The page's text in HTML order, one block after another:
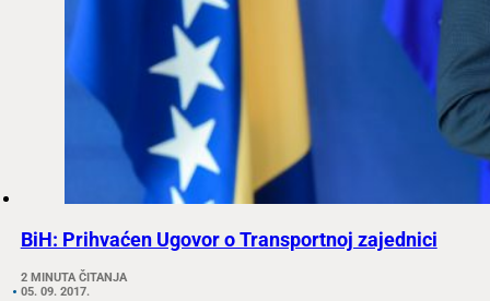
BiH: Prihvaćen Ugovor o Transportnoj zajednici
2 MINUTA ČITANJA
05. 09. 2017.